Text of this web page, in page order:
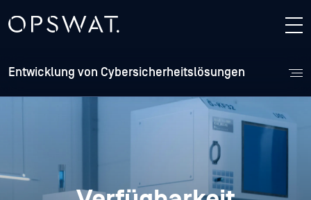
Entwicklung von Cybersicherheitslösungen